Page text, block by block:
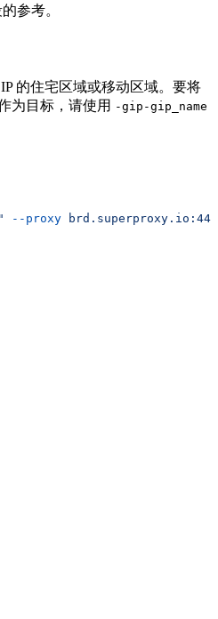
参考。
的住宅区域或移动区域。要将
为目标，请使用 -gip-gip_name
--proxy